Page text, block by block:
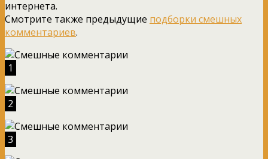
интернета.
Смотрите также предыдущие подборки смешных
комментариев.
1
2
3